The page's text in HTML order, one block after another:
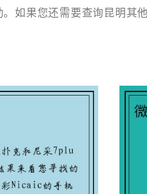
如果您还需要查询昆明其